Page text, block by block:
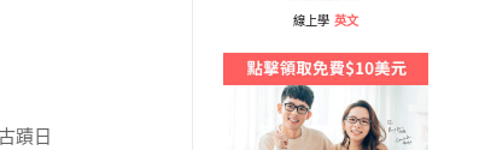
線上學 英文